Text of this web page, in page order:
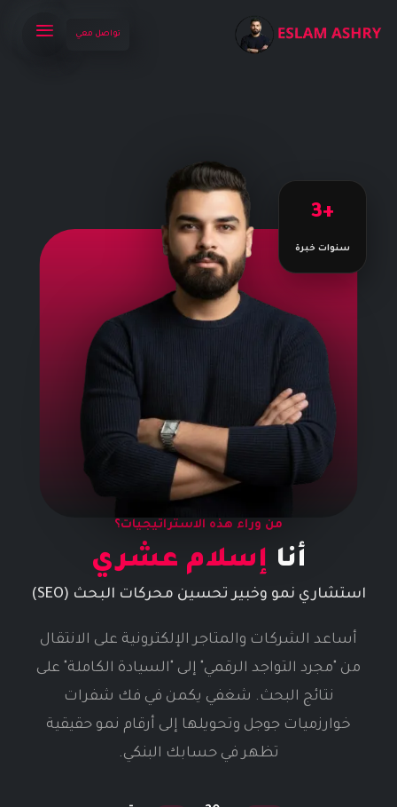
تواصل معي
+3
سنوات خبرة
من وراء هذه الاستراتيجيات؟
أنا إسلام عشري
استشاري نمو وخبير تحسين محركات البحث (SEO)
أساعد الشركات والمتاجر الإلكترونية على الانتقال
من "مجرد التواجد الرقمي" إلى "السيادة الكاملة" على
نتائج البحث. شغفي يكمن في فك شفرات
خوارزميات جوجل وتحويلها إلى أرقام نمو حقيقية
تظهر في حسابك البنكي.